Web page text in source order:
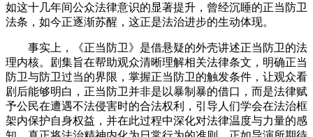
如这十几年间公众法律意识的显著提升，曾经沉睡的正当防卫
法条，如今正逐渐苏醒，这正是法治进步的生动体现。
事实上，《正当防卫》是借悬疑的外壳讲述正当防卫的法
理内核。剧集旨在帮助观众清晰理解相关法律条文，明确正当
防卫与防卫过当的界限，掌握正当防卫的触发条件，让观众看
剧后能够明白，正当防卫并非是以暴制暴的借口，而是法律赋
予公民在遭遇不法侵害时的合法权利，引导人们学会在法治框
架内保护自身权益，并在此过程中深化对法律温度与力量的感